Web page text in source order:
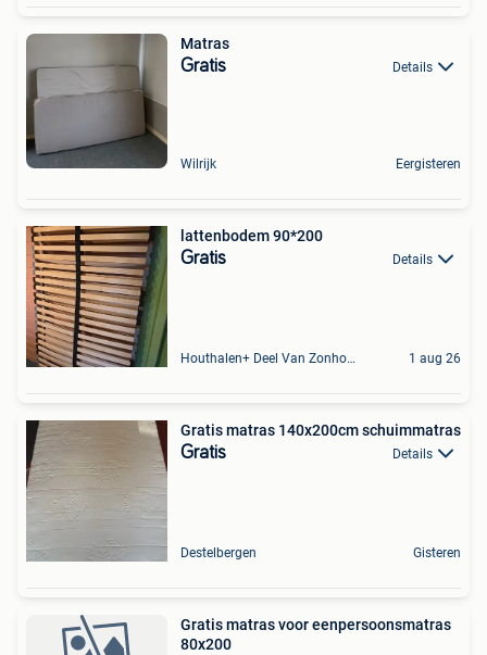
Matras
Gratis Details
Wilrijk Eergisteren
lattenbodem 90*200
Gratis Details
Houthalen+ Deel Van Zonhoven En Zolder 1 aug 26
Gratis matras 140x200cm schuimmatras
Gratis Details
Destelbergen Gisteren
Gratis matras voor eenpersoonsmatras
80x200